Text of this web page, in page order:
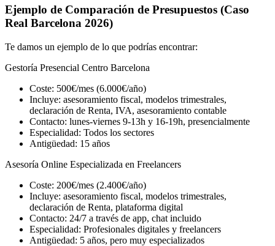
Ejemplo de Comparación de Presupuestos (Caso
Real Barcelona 2026)
Te damos un ejemplo de lo que podrías encontrar:
Gestoría Presencial Centro Barcelona
Coste: 500€/mes (6.000€/año)
Incluye: asesoramiento fiscal, modelos trimestrales,
declaración de Renta, IVA, asesoramiento contable
Contacto: lunes-viernes 9-13h y 16-19h, presencialmente
Especialidad: Todos los sectores
Antigüedad: 15 años
Asesoría Online Especializada en Freelancers
Coste: 200€/mes (2.400€/año)
Incluye: asesoramiento fiscal, modelos trimestrales,
declaración de Renta, plataforma digital
Contacto: 24/7 a través de app, chat incluido
Especialidad: Profesionales digitales y freelancers
Antigüedad: 5 años, pero muy especializados